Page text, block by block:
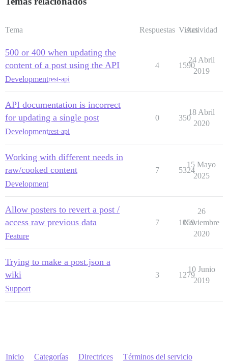
Tema Respuestas Vistas
Actividad
500 or 400 when updating the
content of a post using the API
Developmentrest-api
4 1590
24 Abril
2019
API documentation is incorrect
for updating a single post
Developmentrest-api
0 350
18 Abril
2020
Working with different needs in
raw/cooked content
Development
7 5324
15 Mayo
2025
Allow posters to revert a post /
access raw previous data
Feature
7 1059
26
Noviembre
2020
Trying to make a post.json a
wiki
Support
3 1279
10 Junio
2019
Inicio Categorías Directrices Términos del servicio